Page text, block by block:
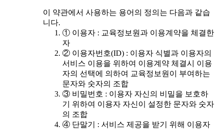
이 약관에서 사용하는 용어의 정의는 다음과 같습
니다.
① 이용자 : 교육정보원과 이용계약을 체결한
자
② 이용자번호(ID) : 이용자 식별과 이용자의
서비스 이용을 위하여 이용계약 체결시 이용
자의 선택에 의하여 교육정보원이 부여하는
문자와 숫자의 조합
③ 비밀번호 : 이용자 자신의 비밀을 보호하
기 위하여 이용자 자신이 설정한 문자와 숫자
의 조합
④ 단말기 : 서비스 제공을 받기 위해 이용자